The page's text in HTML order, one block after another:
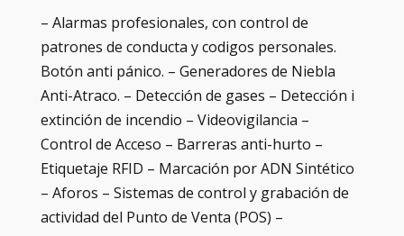
– Alarmas profesionales, con control de
patrones de conducta y codigos personales.
Botón anti pánico. – Generadores de Niebla
Anti-Atraco. – Detección de gases – Detección i
extinción de incendio – Videovigilancia –
Control de Acceso – Barreras anti-hurto –
Etiquetaje RFID – Marcación por ADN Sintético
– Aforos – Sistemas de control y grabación de
actividad del Punto de Venta (POS) –